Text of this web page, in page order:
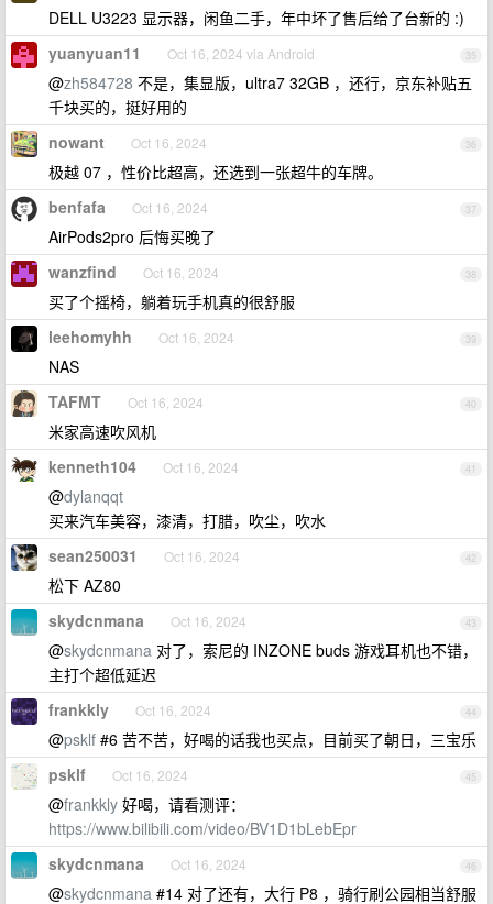
DELL U3223 显示器，闲鱼二手，年中坏了售后给了台新的 :)
35
yuanyuan11 Oct 16, 2024 via Android
@zh584728 不是，集显版，ultra7 32GB ，还行，京东补贴五
千块买的，挺好用的
36
nowant Oct 16, 2024
极越 07 ，性价比超高，还选到一张超牛的车牌。
37
benfafa Oct 16, 2024
AirPods2pro 后悔买晚了
38
wanzfind Oct 16, 2024
买了个摇椅，躺着玩手机真的很舒服
39
leehomyhh Oct 16, 2024
NAS
40
TAFMT Oct 16, 2024
米家高速吹风机
41
kenneth104 Oct 16, 2024
@dylanqqt
买来汽车美容，漆清，打腊，吹尘，吹水
42
sean250031 Oct 16, 2024
松下 AZ80
43
skydcnmana Oct 16, 2024
@skydcnmana 对了，索尼的 INZONE buds 游戏耳机也不错，
主打个超低延迟
44
frankkly Oct 16, 2024
@psklf #6 苦不苦，好喝的话我也买点，目前买了朝日，三宝乐
45
psklf Oct 16, 2024
@frankkly 好喝，请看测评：
https://www.bilibili.com/video/BV1D1bLebEpr
46
skydcnmana Oct 16, 2024
@skydcnmana #14 对了还有，大行 P8 ，骑行刷公园相当舒服